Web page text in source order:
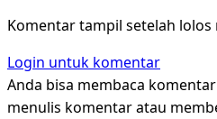
Komentar tampil setelah lolos
Login untuk komentar
Anda bisa membaca
menulis komentar atau